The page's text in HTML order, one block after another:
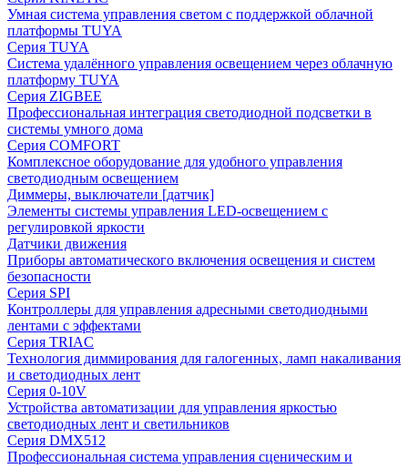
Умная система управления светом с поддержкой облачной
платформы TUYA
Серия TUYA
Система удалённого управления освещением через облачную
платформу TUYA
Серия ZIGBEE
Профессиональная интеграция светодиодной подсветки в
системы умного дома
Серия COMFORT
Комплексное оборудование для удобного управления
светодиодным освещением
Диммеры, выключатели [датчик]
Элементы системы управления LED-освещением с
регулировкой яркости
Датчики движения
Приборы автоматического включения освещения и систем
безопасности
Серия SPI
Контроллеры для управления адресными светодиодными
лентами с эффектами
Серия TRIAC
Технология диммирования для галогенных, ламп накаливания
и светодиодных лент
Серия 0-10V
Устройства автоматизации для управления яркостью
светодиодных лент и светильников
Серия DMX512
Профессиональная система управления сценическим и